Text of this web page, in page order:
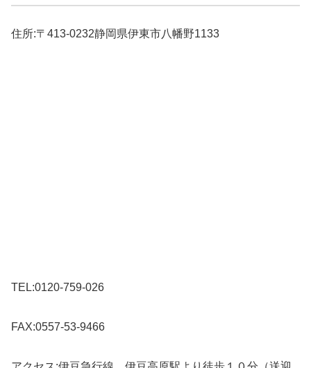
住所:〒413-0232静岡県伊東市八幡野1133
TEL:0120-759-026
FAX:0557-53-9466